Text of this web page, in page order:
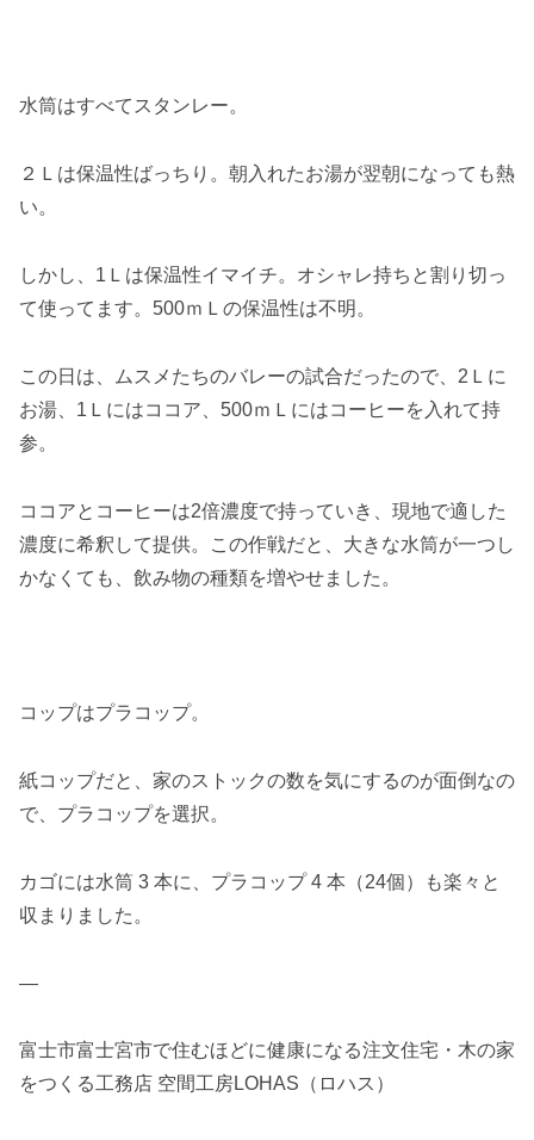
水筒はすべてスタンレー。
２Ｌは保温性ばっちり。朝入れたお湯が翌朝になっても熱
い。
しかし、1Ｌは保温性イマイチ。オシャレ持ちと割り切っ
て使ってます。500ｍＬの保温性は不明。
この日は、ムスメたちのバレーの試合だったので、2Ｌに
お湯、1Ｌにはココア、500ｍＬにはコーヒーを入れて持
参。
ココアとコーヒーは2倍濃度で持っていき、現地で適した
濃度に希釈して提供。この作戦だと、大きな水筒が一つし
かなくても、飲み物の種類を増やせました。
コップはプラコップ。
紙コップだと、家のストックの数を気にするのが面倒なの
で、プラコップを選択。
カゴには水筒 3 本に、プラコップ 4 本（24個）も楽々と
収まりました。
—
富士市富士宮市で住むほどに健康になる注文住宅・木の家
をつくる工務店 空間工房LOHAS（ロハス）